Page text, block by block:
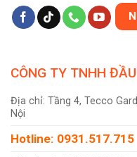
CÔNG TY TNHH
Địa chỉ: Tầng 4, Tecco
Nội
Hotline: 0931.517.715